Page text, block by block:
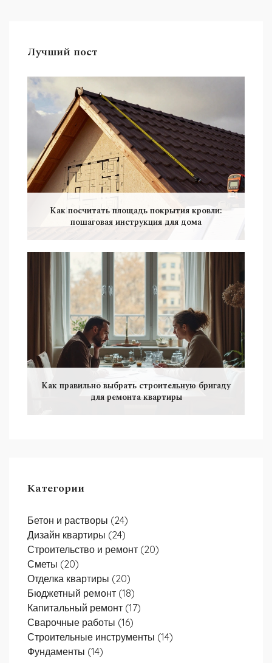
Лучший пост
Как посчитать площадь покрытия кровли:
пошаговая инструкция для дома
Как правильно выбрать строительную бригаду
для ремонта квартиры
Категории
Бетон и растворы (24)
Дизайн квартиры (24)
Строительство и ремонт (20)
Сметы (20)
Отделка квартиры (20)
Бюджетный ремонт (18)
Капитальный ремонт (17)
Сварочные работы (16)
Строительные инструменты (14)
Фундаменты (14)